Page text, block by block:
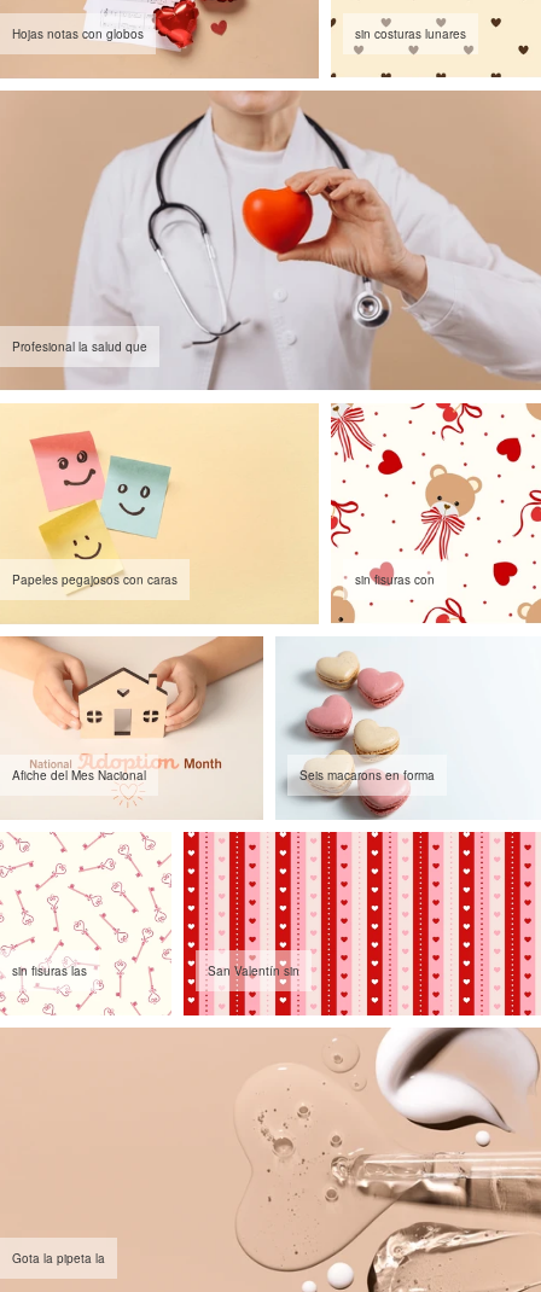
Hojas notas con globos sin costuras lunares
Profesional la salud que
Papeles pegajosos con caras sin fisuras con
Afiche del Mes Nacional Seis macarons en forma
sin fisuras las San Valentín sin
Gota la pipeta la